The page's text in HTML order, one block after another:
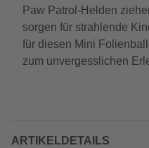
Paw Patrol-Helden
sorgen für strahlende
für diesen Mini
zum unvergesslichen
ARTIKELDETAILS